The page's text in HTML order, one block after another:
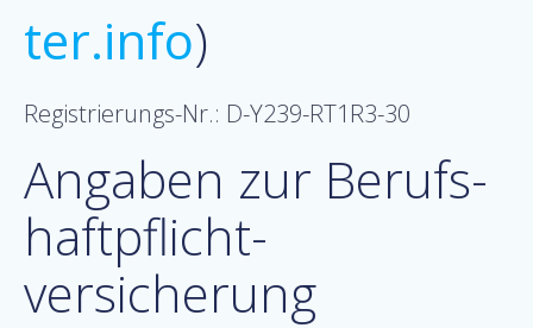
ter.info)
Registrierungs-Nr.: D-Y239-RT1R3-30
Angaben zur Berufs­
haftpflicht­
versicherung